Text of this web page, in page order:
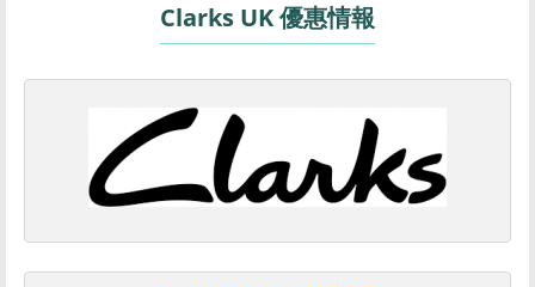
Clarks UK 優惠情報